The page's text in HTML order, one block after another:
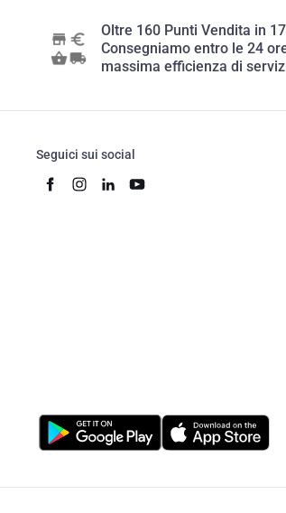
Oltre 160 Punti Vendita in
Consegniamo entro le 24
massima efficienza di
Seguici sui social